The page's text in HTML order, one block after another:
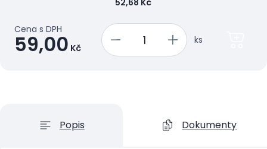
Cena s DPH
59,00 Kč
52,68 Kč
ks
Popis Dokumenty